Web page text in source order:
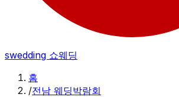
swedding 쇼웨딩
홈
/전남 웨딩박람회